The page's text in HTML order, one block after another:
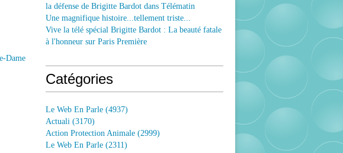
la défense de Brigitte Bardot dans Télématin
Une magnifique histoire...tellement triste...
Vive la télé spécial Brigitte Bardot : La beauté fatale
à l'honneur sur Paris Première
Catégories
Le Web En Parle (4937)
Actuali (3170)
Action Protection Animale (2999)
Le Web En Parle (2311)